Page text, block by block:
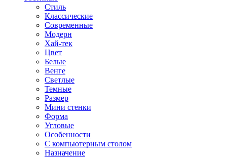
Стиль
Классические
Современные
Модерн
Хай-тек
Цвет
Белые
Венге
Светлые
Темные
Размер
Мини стенки
Форма
Угловые
Особенности
С компьютерным столом
Назначение